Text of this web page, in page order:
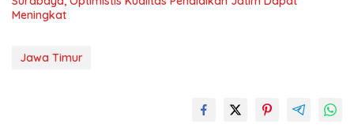
Meningkat
Jawa Timur